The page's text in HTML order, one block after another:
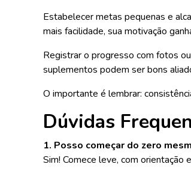
Estabelecer metas pequenas e
mais facilidade, sua motivação
Registrar o progresso com fotos
suplementos podem ser bons
O importante é lembrar:
Dúvidas
1. Posso começar do zero
Sim! Comece leve, com orientação